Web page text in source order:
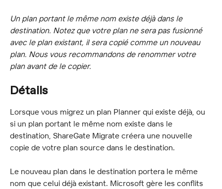
Un plan portant le même nom existe déjà dans le
destination. Notez que votre plan ne sera pas fusionné
avec le plan existant, il sera copié comme un nouveau
plan. Nous vous recommandons de renommer votre
plan avant de le copier.
Détails
Lorsque vous migrez un plan Planner qui existe déjà, ou
si un plan portant le même nom existe dans le
destination, ShareGate Migrate créera une nouvelle
copie de votre plan source dans le destination.
Le nouveau plan dans le destination portera le même
nom que celui déjà existant. Microsoft gère les conflits